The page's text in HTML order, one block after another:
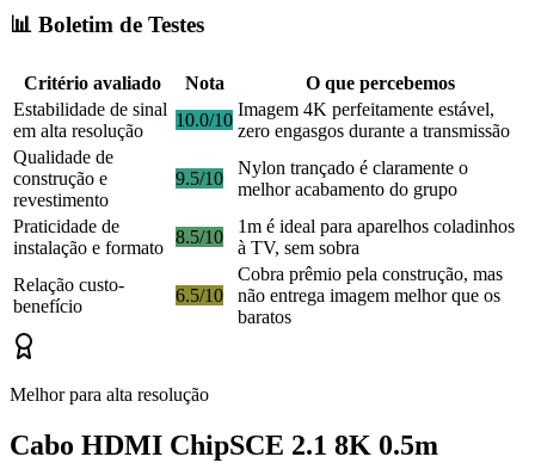
📊 Boletim de Testes
Critério avaliado Nota
O que percebemos
Estabilidade de sinal
em alta resolução
10.0/10
Imagem 4K perfeitamente estável,
zero engasgos durante a transmissão
Qualidade de
construção e
revestimento
9.5/10
Nylon trançado é claramente o
melhor acabamento do grupo
Praticidade de
instalação e formato
8.5/10
1m é ideal para aparelhos coladinhos
à TV, sem sobra
Relação custo-
benefício
6.5/10
Cobra prêmio pela construção, mas
não entrega imagem melhor que os
baratos
Melhor para alta resolução
Cabo HDMI ChipSCE 2.1 8K 0.5m